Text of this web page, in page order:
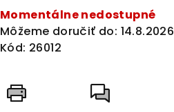
cena:
Momentálne nedostupné
Môžeme doručiť do: 14.8.2026
Kód: 26012